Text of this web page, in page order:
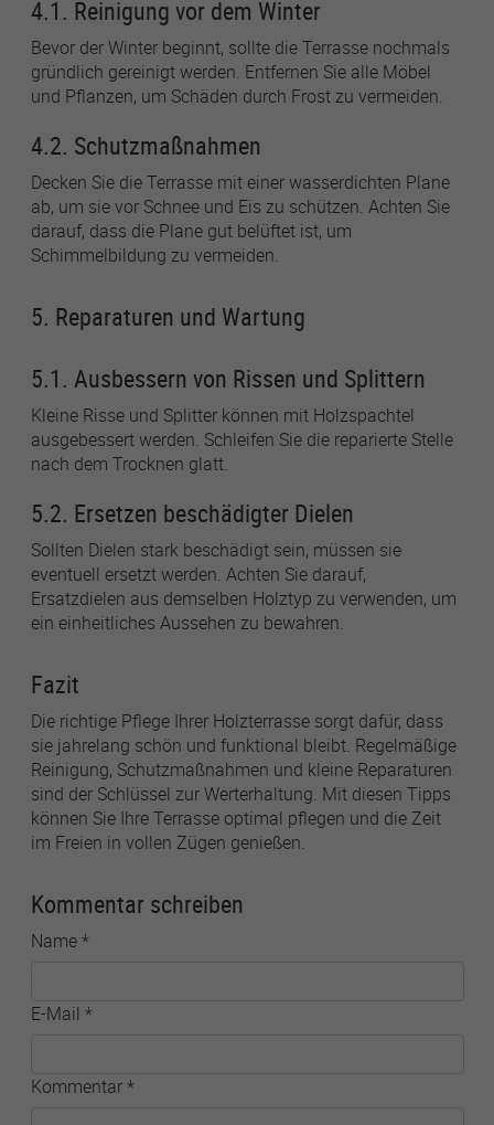
4.1. Reinigung vor dem Winter
Bevor der Winter beginnt, sollte die Terrasse nochmals
gründlich gereinigt werden. Entfernen Sie alle Möbel
und Pflanzen, um Schäden durch Frost zu vermeiden.
4.2. Schutzmaßnahmen
Decken Sie die Terrasse mit einer wasserdichten Plane
ab, um sie vor Schnee und Eis zu schützen. Achten Sie
darauf, dass die Plane gut belüftet ist, um
Schimmelbildung zu vermeiden.
5. Reparaturen und Wartung
5.1. Ausbessern von Rissen und Splittern
Kleine Risse und Splitter können mit Holzspachtel
ausgebessert werden. Schleifen Sie die reparierte Stelle
nach dem Trocknen glatt.
5.2. Ersetzen beschädigter Dielen
Sollten Dielen stark beschädigt sein, müssen sie
eventuell ersetzt werden. Achten Sie darauf,
Ersatzdielen aus demselben Holztyp zu verwenden, um
ein einheitliches Aussehen zu bewahren.
Fazit
Die richtige Pflege Ihrer Holzterrasse sorgt dafür, dass
sie jahrelang schön und funktional bleibt. Regelmäßige
Reinigung, Schutzmaßnahmen und kleine Reparaturen
sind der Schlüssel zur Werterhaltung. Mit diesen Tipps
können Sie Ihre Terrasse optimal pflegen und die Zeit
im Freien in vollen Zügen genießen.
Kommentar schreiben
Name*
E-Mail *
Kommentar*